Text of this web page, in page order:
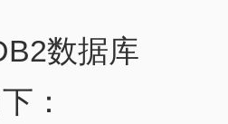
数据库
：